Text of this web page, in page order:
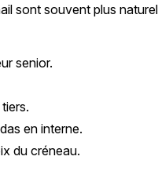
sont souvent plus
senior.
en interne.
du créneau.